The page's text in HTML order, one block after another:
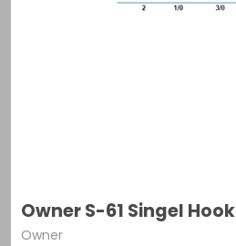
Owner S-61 Singel Hook
Owner